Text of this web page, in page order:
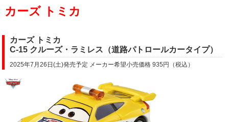
カーズ トミカ
カーズ トミカ
C-15 クルーズ・ラミレス（道路パトロールカータイプ）
2025年7月26日(土)発売予定 メーカー希望小売価格 935円（税込）